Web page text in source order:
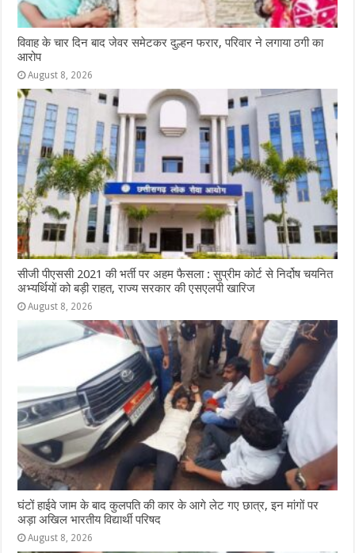
विवाह के चार दिन बाद जेवर समेटकर दुल्हन फरार, परिवार ने लगाया ठगी का
आरोप
August 8, 2026
सीजी पीएससी 2021 की भर्ती पर अहम फैसला : सुप्रीम कोर्ट से निर्दोष चयनित
अभ्यर्थियों को बड़ी राहत, राज्य सरकार की एसएलपी खारिज
August 8, 2026
घंटों हाईवे जाम के बाद कुलपति की कार के आगे लेट गए छात्र, इन मांगों पर
अड़ा अखिल भारतीय विद्यार्थी परिषद
August 8, 2026